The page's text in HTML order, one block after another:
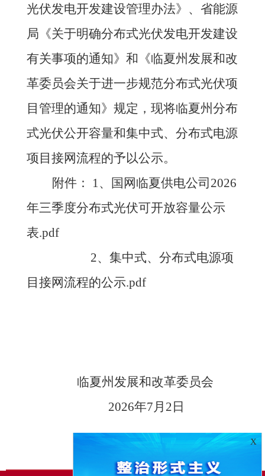
光伏发电开发建设管理办法》、省能源
局《关于明确分布式光伏发电开发建设
有关事项的通知》和《临夏州发展和改
革委员会关于进一步规范分布式光伏项
目管理的通知》规定，现将临夏州分布
式光伏公开容量和集中式、分布式电源
项目接网流程的予以公示。
附件：
1、国网临夏供电公司2026
年三季度分布式光伏可开放容量公示
表.pdf
2、集中式、分布式电源项
目接网流程的公示.pdf
临夏州发展和改革委员会
2026年7月2日
X